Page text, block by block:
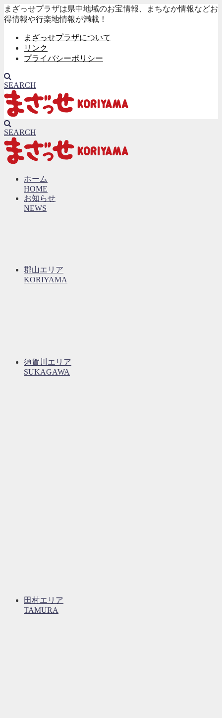
まざっせプラザは県中地域のお宝情報、まちなか情報などお
得情報や行楽地情報が満載！
まざっせプラザについて
リンク
プライバシーポリシー
SEARCH
SEARCH
ホーム
HOME
お知らせ
NEWS
郡山エリア
KORIYAMA
須賀川エリア
SUKAGAWA
田村エリア
TAMURA